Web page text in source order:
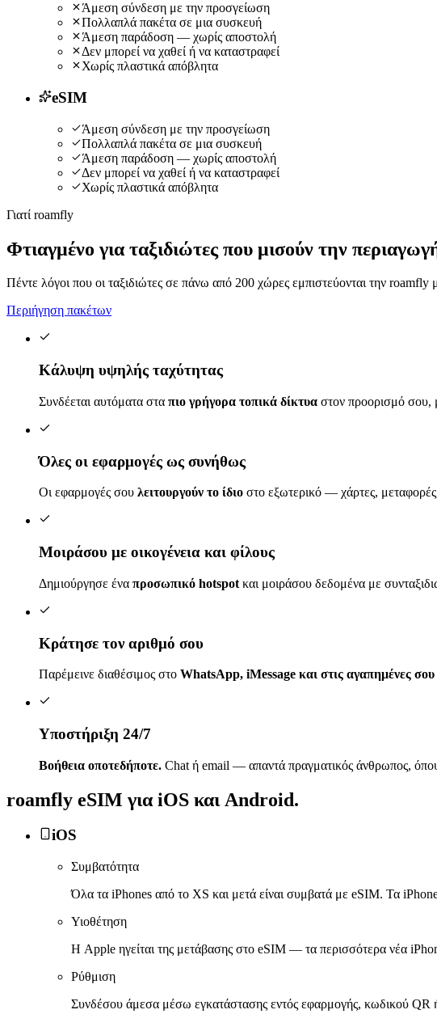
Άμεση σύνδεση με την προσγείωση
Πολλαπλά πακέτα σε μια συσκευή
Άμεση παράδοση — χωρίς αποστολή
Δεν μπορεί να χαθεί ή να καταστραφεί
Χωρίς πλαστικά απόβλητα
eSIM
Άμεση σύνδεση με την προσγείωση
Πολλαπλά πακέτα σε μια συσκευή
Άμεση παράδοση — χωρίς αποστολή
Δεν μπορεί να χαθεί ή να καταστραφεί
Χωρίς πλαστικά απόβλητα
Γιατί roamfly
Φτιαγμένο για ταξιδιώτες που μισούν την
Πέντε λόγοι που οι ταξιδιώτες σε πάνω από 200 χώρες εμπιστεύονται την roamfly
Περιήγηση πακέτων
Κάλυψη υψηλής ταχύτητας
Συνδέεται αυτόματα στα πιο γρήγορα τοπικά δίκτυα στον προορισμό σου,
Όλες οι εφαρμογές ως συνήθως
Οι εφαρμογές σου λειτουργούν το ίδιο στο εξωτερικό — χάρτες,
Μοιράσου με οικογένεια και φίλους
Δημιούργησε ένα προσωπικό hotspot και μοιράσου δεδομένα με
Κράτησε τον αριθμό σου
Παρέμεινε διαθέσιμος στο WhatsApp, iMessage και στις αγαπημένες
Υποστήριξη 24/7
Βοήθεια οποτεδήποτε. Chat ή email — απαντά πραγματικός άνθρωπος,
roamfly eSIM για iOS και Android.
iOS
Συμβατότητα
Όλα τα iPhones από το XS και μετά είναι συμβατά με eSIM. Τα
Υιοθέτηση
Η Apple ηγείται της μετάβασης στο eSIM — τα περισσότερα νέα
Ρύθμιση
Συνδέσου άμεσα μέσω εγκατάστασης εντός εφαρμογής, κωδικού QR